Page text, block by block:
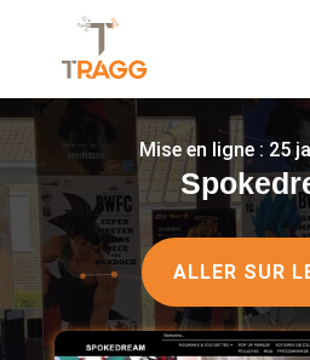
Mise en ligne : 25
ALLER SUR